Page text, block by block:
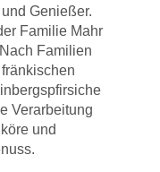
Genießer.
Familie Mahr
Familien
Verarbeitung
und